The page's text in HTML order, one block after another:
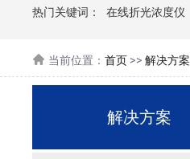
热门关键词： 在线折光浓度仪
当前位置：首页 >>解决方案
解决方案